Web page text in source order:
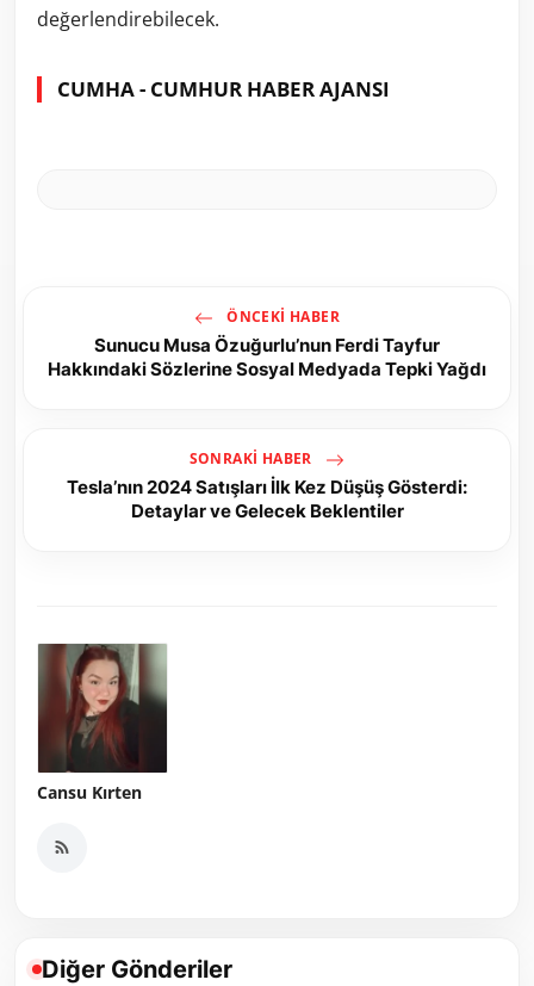
değerlendirebilecek.
CUMHA - CUMHUR HABER AJANSI
ÖNCEKI HABER
Sunucu Musa Özuğurlu’nun Ferdi Tayfur
Hakkındaki Sözlerine Sosyal Medyada Tepki Yağdı
SONRAKI HABER
Tesla’nın 2024 Satışları İlk Kez Düşüş Gösterdi:
Detaylar ve Gelecek Beklentiler
Cansu Kırten
Diğer Gönderiler